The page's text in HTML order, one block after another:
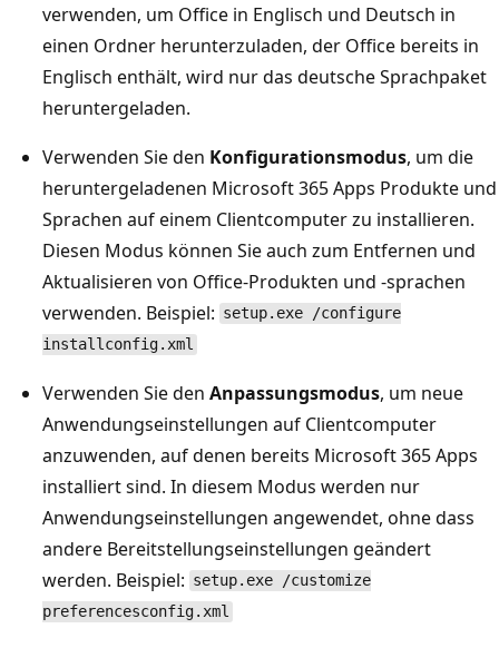
verwenden, um Office in Englisch und Deutsch in
einen Ordner herunterzuladen, der Office bereits in
Englisch enthält, wird nur das deutsche Sprachpaket
heruntergeladen.
Verwenden Sie den Konfigurationsmodus, um die
heruntergeladenen Microsoft 365 Apps Produkte und
Sprachen auf einem Clientcomputer zu installieren.
Diesen Modus können Sie auch zum Entfernen und
Aktualisieren von Office-Produkten und -sprachen
verwenden. Beispiel: setup.exe /configure
installconfig.xml
Verwenden Sie den Anpassungsmodus, um neue
Anwendungseinstellungen auf Clientcomputer
anzuwenden, auf denen bereits Microsoft 365 Apps
installiert sind. In diesem Modus werden nur
Anwendungseinstellungen angewendet, ohne dass
andere Bereitstellungseinstellungen geändert
werden. Beispiel: setup.exe /customize
preferencesconfig.xml